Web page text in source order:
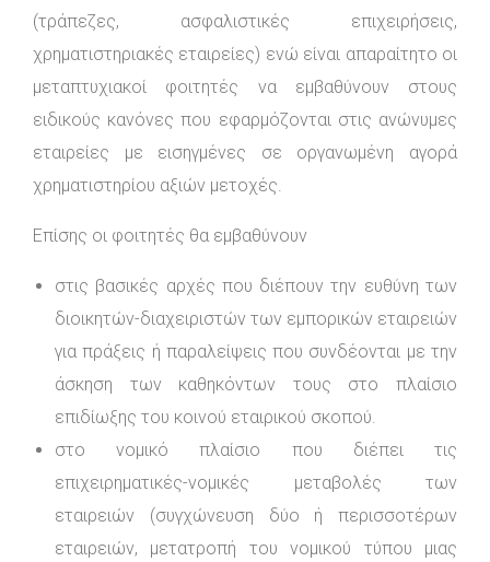
(τράπεζες, ασφαλιστικές επιχειρήσεις,
χρηματιστηριακές εταιρείες) ενώ είναι απαραίτητο οι
μεταπτυχιακοί φοιτητές να εμβαθύνουν στους
ειδικούς κανόνες που εφαρμόζονται στις ανώνυμες
εταιρείες με εισηγμένες σε οργανωμένη αγορά
χρηματιστηρίου αξιών μετοχές.
Επίσης οι φοιτητές θα εμβαθύνουν
στις βασικές αρχές που διέπουν την ευθύνη των
διοικητών-διαχειριστών των εμπορικών εταιρειών
για πράξεις ή παραλείψεις που συνδέονται με την
άσκηση των καθηκόντων τους στο πλαίσιο
επιδίωξης του κοινού εταιρικού σκοπού.
στο νομικό πλαίσιο που διέπει τις
επιχειρηματικές-νομικές μεταβολές των
εταιρειών (συγχώνευση δύο ή περισσοτέρων
εταιρειών, μετατροπή του νομικού τύπου μιας